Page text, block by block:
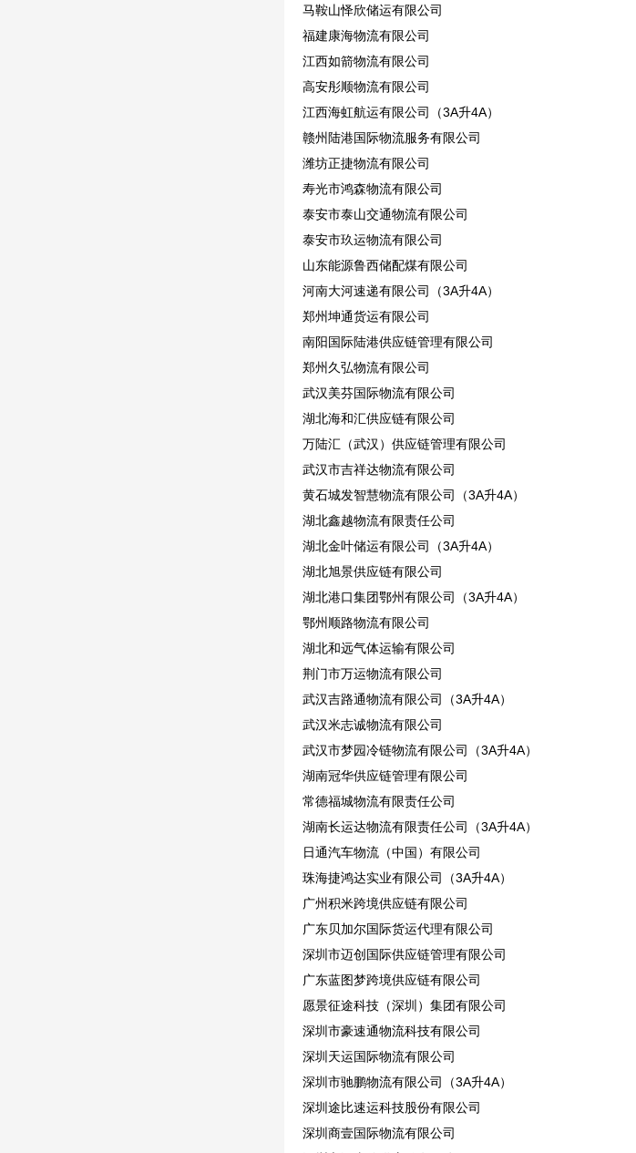
马鞍山怿欣储运有限公司
福建康海物流有限公司
江西如箭物流有限公司
高安彤顺物流有限公司
江西海虹航运有限公司（3A升4A）
赣州陆港国际物流服务有限公司
潍坊正捷物流有限公司
寿光市鸿森物流有限公司
泰安市泰山交通物流有限公司
泰安市玖运物流有限公司
山东能源鲁西储配煤有限公司
河南大河速递有限公司（3A升4A）
郑州坤通货运有限公司
南阳国际陆港供应链管理有限公司
郑州久弘物流有限公司
武汉美芬国际物流有限公司
湖北海和汇供应链有限公司
万陆汇（武汉）供应链管理有限公司
武汉市吉祥达物流有限公司
黄石城发智慧物流有限公司（3A升4A）
湖北鑫越物流有限责任公司
湖北金叶储运有限公司（3A升4A）
湖北旭景供应链有限公司
湖北港口集团鄂州有限公司（3A升4A）
鄂州顺路物流有限公司
湖北和远气体运输有限公司
荆门市万运物流有限公司
武汉吉路通物流有限公司（3A升4A）
武汉米志诚物流有限公司
武汉市梦园冷链物流有限公司（3A升4A）
湖南冠华供应链管理有限公司
常德福城物流有限责任公司
湖南长运达物流有限责任公司（3A升4A）
日通汽车物流（中国）有限公司
珠海捷鸿达实业有限公司（3A升4A）
广州积米跨境供应链有限公司
广东贝加尔国际货运代理有限公司
深圳市迈创国际供应链管理有限公司
广东蓝图梦跨境供应链有限公司
愿景征途科技（深圳）集团有限公司
深圳市豪速通物流科技有限公司
深圳天运国际物流有限公司
深圳市驰鹏物流有限公司（3A升4A）
深圳途比速运科技股份有限公司
深圳商壹国际物流有限公司